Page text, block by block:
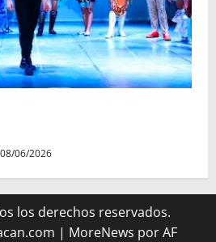
08/06/2026
los derechos reservados.
| MoreNews por AF